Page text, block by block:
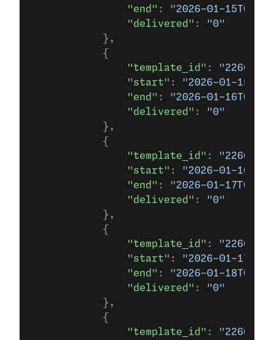
                "end"
:
"2026-01-
                "delivered"
:
"0"
            },
            {
                "template_id"
:
                "start"
:
"2026-01-
                "end"
:
"2026-01-
                "delivered"
:
"0"
            },
            {
                "template_id"
:
                "start"
:
"2026-01-
                "end"
:
"2026-01-
                "delivered"
:
"0"
            },
            {
                "template_id"
:
                "start"
:
"2026-01-
                "end"
:
"2026-01-
                "delivered"
:
"0"
            },
            {
                "template_id"
: